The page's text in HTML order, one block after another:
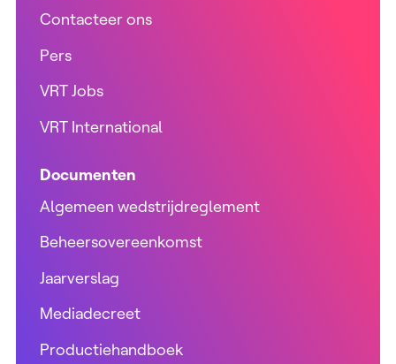
Contacteer ons
Pers
VRT Jobs
VRT International
Documenten
Algemeen wedstrijdreglement
Beheersovereenkomst
Jaarverslag
Mediadecreet
Productiehandboek